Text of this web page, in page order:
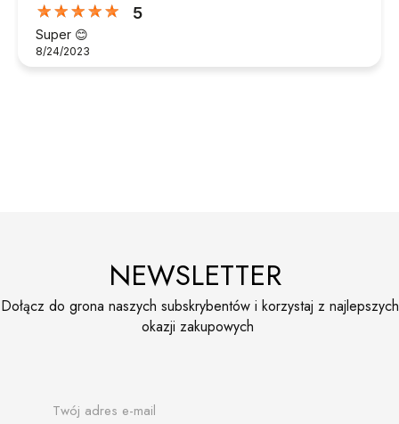
5
Super 😊
8/24/2023
NEWSLETTER
Dołącz do grona naszych subskrybentów i korzystaj z najlepszych
okazji zakupowych
Twój adres e-mail